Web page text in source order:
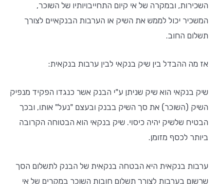
השכירות, ובמקרה של אי קיום התחייבויותיו של השוכר,
המשכיר יכול לממש את השיק או הערבות הבנקאיים לצורך
תשלום החוב.
אז מה ההבדל בין שיק בנקאי לבין ערבות בנקאית:
שיק בנקאי הוא שיק שניתן ע"י הבנק אשר כנגדו הפקיד מנפיק
השיק (השוכר) את סך השיק בבנק ובעצם "נעל" אותו, ובכך
הבטיח שלשיק יהיה כיסוי. שיק בנקאי הוא הבטוחה הקרובה
ביותר לכסף מזומן.
ערבות בנקאית היא הבטחה בנקאית של הבנק לתשלום הסך
שרשום בערבות לצורך תשלום חובות השוכר במקרים של אי